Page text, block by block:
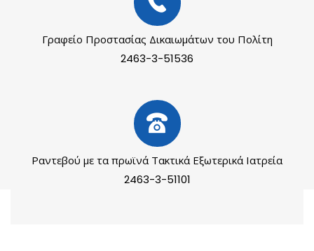
Γραφείο Προστασίας Δικαιωμάτων του Πολίτη
2463-3-51536
Ραντεβού με τα πρωϊνά Τακτικά Εξωτερικά Ιατρεία
2463-3-51101